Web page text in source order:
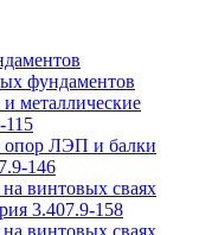
фундаментов
металлические
115
ЛЭП и балки
146
винтовых сваях
3.407.9-158
винтовых сваях